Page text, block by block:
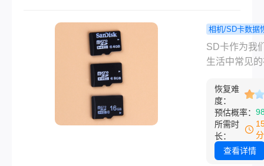
复行车记录
提供预防措
少未来发生
况的可能性。
录仪中的视
可能会被意
除。面对这
车记录仪文
能找回显得
要。本文将
绍几种方法
您找回已删
车记录仪文
相机/SD卡数据
程 sd卡数
心删除了如
快捷的找回
SD卡作为我
生活中常见
相机、手机
电脑等设备
而，由于各
因，如误操
毒感染或系
恢复难
度：
预估概率：
所需时
长：
查看详情